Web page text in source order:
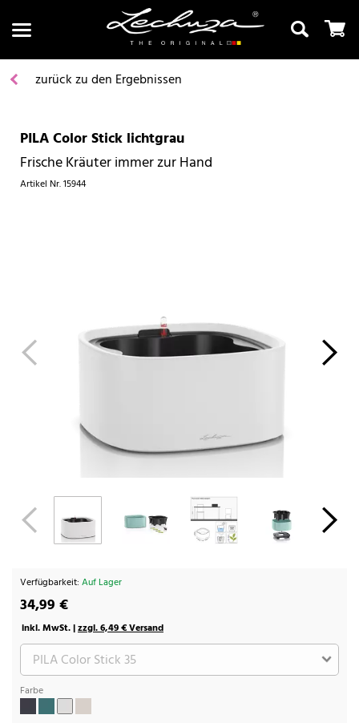
Suchen
zurück zu den Ergebnissen
PILA Color Stick lichtgrau
Frische Kräuter immer zur Hand
Artikel Nr.15944
Verfügbarkeit: Auf Lager
34,99 €
inkl. MwSt. |zzgl. 6,49 € Versand
Farbe